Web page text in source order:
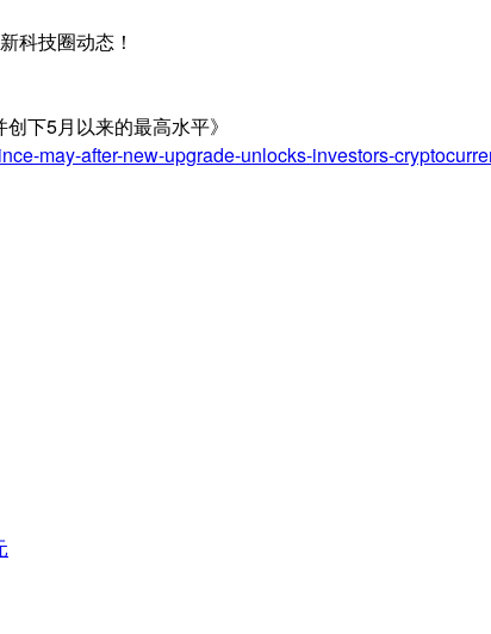
科技圈动态！
下5月以来的最高水平》
may-after-new-upgrade-unlocks-investors-